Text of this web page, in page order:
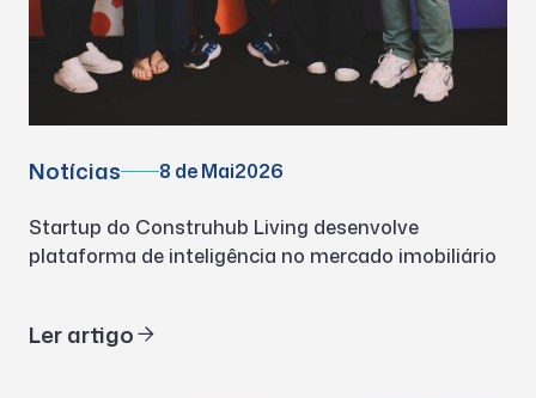
Notícias 8 de Mai2026
Startup do Construhub Living desenvolve
plataforma de inteligência no mercado imobiliário
Ler artigo